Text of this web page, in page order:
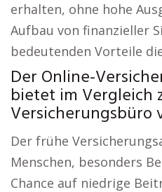
erhalten, ohne hohe
Aufbau von finanzieller
bedeutenden Vorteile
Der Online-
bietet im Vergleich
Versicherungsbüro
Der frühe
Menschen, besonders
Chance auf niedrige